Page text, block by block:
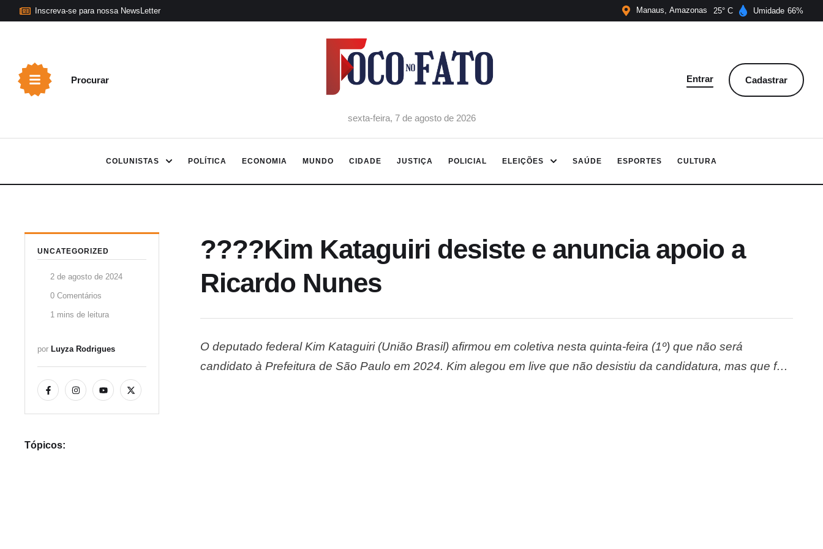
Inscreva-se para nossa NewsLetter Manaus Amazonas 25 Umidade 66
Procurar
sexta-feira, 7 de agosto de 2026
Entrar Cadastrar
COLUNISTAS POLÍTICA ECONOMIA MUNDO CIDADE JUSTIÇA POLICIAL ELEIÇÕES SAÚDE ESPORTES CULTURA
UNCATEGORIZED
2 de agosto de 2024
0 Comentários
1 mins de leitura
por Luyza Rodrigues
Tópicos:
????Kim Kataguiri desiste e anuncia apoio a
Ricardo Nunes
O deputado federal Kim Kataguiri (União Brasil) afirmou em coletiva nesta quinta-feira (1º) que não será
candidato à Prefeitura de São Paulo em 2024. Kim alegou em live que não desistiu da candidatura, mas que foi